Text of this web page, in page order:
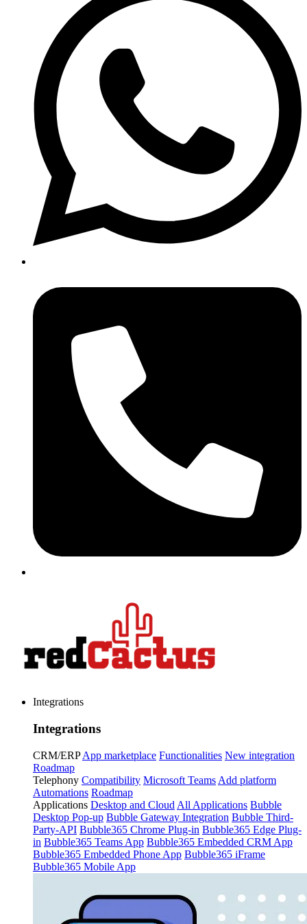
Integrations
Integrations
CRM/ERP App marketplace Functionalities New integration
Roadmap
Telephony Compatibility Microsoft Teams Add platform
Automations Roadmap
Applications Desktop and Cloud All Applications Bubble
Desktop Pop-up Bubble Gateway Integration Bubble Third-
Party-API Bubble365 Chrome Plug-in Bubble365 Edge Plug-
in Bubble365 Teams App Bubble365 Embedded CRM App
Bubble365 Embedded Phone App Bubble365 iFrame
Bubble365 Mobile App